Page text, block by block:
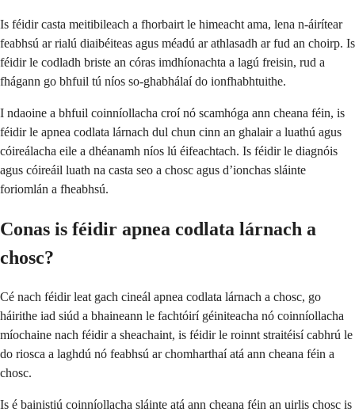
Is féidir casta meitibileach a fhorbairt le himeacht ama, lena n-áirítear
feabhsú ar rialú diaibéiteas agus méadú ar athlasadh ar fud an choirp. Is
féidir le codladh briste an córas imdhíonachta a lagú freisin, rud a
fhágann go bhfuil tú níos so-ghabhálaí do ionfhabhtuithe.
I ndaoine a bhfuil coinníollacha croí nó scamhóga ann cheana féin, is
féidir le apnea codlata lárnach dul chun cinn an ghalair a luathú agus
cóireálacha eile a dhéanamh níos lú éifeachtach. Is féidir le diagnóis
agus cóireáil luath na casta seo a chosc agus d’ionchas sláinte
foriomlán a fheabhsú.
Conas is féidir apnea codlata lárnach a
chosc?
Cé nach féidir leat gach cineál apnea codlata lárnach a chosc, go
háirithe iad siúd a bhaineann le fachtóirí géiniteacha nó coinníollacha
míochaine nach féidir a sheachaint, is féidir le roinnt straitéisí cabhrú le
do riosca a laghdú nó feabhsú ar chomharthaí atá ann cheana féin a
chosc.
Is é bainistiú coinníollacha sláinte atá ann cheana féin an uirlis chosc is